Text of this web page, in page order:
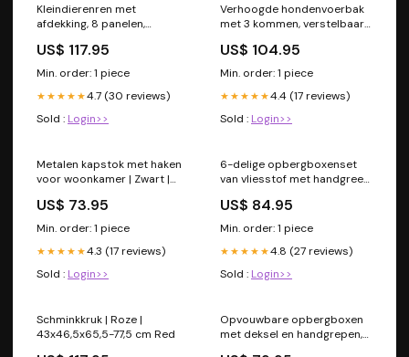
Kleindierenren met
afdekking, 8 panelen,
175x175x80 cm Part 11
US$ 117.95
Min. order: 1 piece
★★★★★4.7 (30 reviews)
Sold : Login>>
Verhoogde hondenvoerbak
met 3 kommen, verstelbaar
24x42,5x28,5-36,5 cm
Bedside Tables
US$ 104.95
Min. order: 1 piece
★★★★★4.4 (17 reviews)
Sold : Login>>
Metalen kapstok met haken
voor woonkamer | Zwart |
US$ 73.95
Min. order: 1 piece
★★★★★4.3 (17 reviews)
Sold : Login>>
6-delige opbergboxenset
van vliesstof met handgreep
standing
US$ 84.95
Min. order: 1 piece
★★★★★4.8 (27 reviews)
Sold : Login>>
Schminkkruk | Roze |
43x46,5x65,5-77,5 cm Red
Opvouwbare opbergboxen
met deksel en handgrepen,